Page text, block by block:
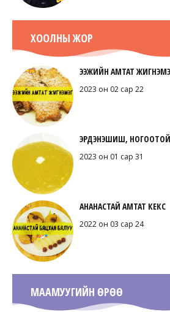
ХООЛНЫ ЖОР
ЭЭЖИЙН АМТАТ
2023 он 02 сар 22
ЭРДЭНЭШИШ, НОГООТОЙ
2023 он 01 сар 31
АНАНАСТАЙ АМТАТ КЕКС
2022 он 03 сар 24
МААМУУГИЙН ӨРӨӨ